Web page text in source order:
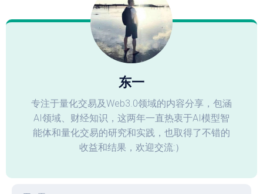
东一
专注于量化交易及Web3.0领域的内容分享，包涵
AI领域、财经知识，这两年一直热衷于AI模型智
能体和量化交易的研究和实践，也取得了不错的
收益和结果，欢迎交流:）